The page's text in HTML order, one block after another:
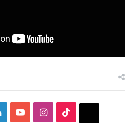
LinkedInYouTubeInstagram